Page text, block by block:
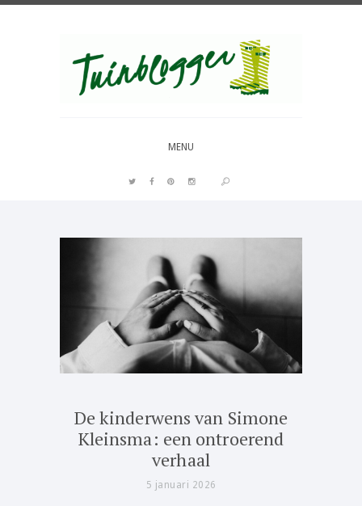
MENU
De kinderwens van Simone
Kleinsma: een ontroerend
verhaal
5 januari 2026